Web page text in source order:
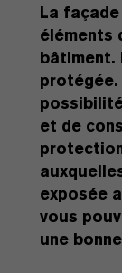
La
éléments
bâtiment.
protégée.
et de
exposée
vous
une